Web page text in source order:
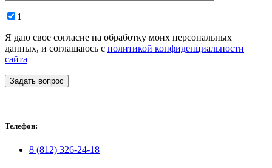
1
Я даю свое согласие на обработку моих персональных
данных, и соглашаюсь с политикой конфиденциальности
сайта
Задать вопрос
Телефон:
8 (812) 326-24-18